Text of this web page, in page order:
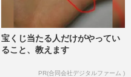
宝くじ当たる人だけがやってい
ること、教えます
PR(合同会社デジタルファーム )